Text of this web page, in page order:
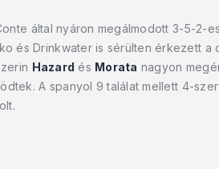
által nyáron megálmodott 3-5-2-
és Drinkwater is sérülten érkezett a
Hazard és Morata nagyon
A spanyol 9 találat mellett 4-